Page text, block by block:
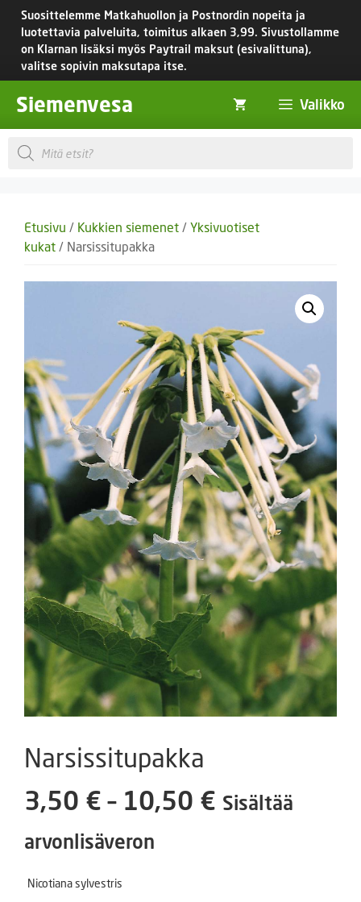
Siirry
sisältöön
Suosittelemme Matkahuollon ja Postnordin nopeita ja
luotettavia palveluita, toimitus alkaen 3,99. Sivustollamme
on Klarnan lisäksi myös Paytrail maksut (esivalittuna),
valitse sopivin maksutapa itse.
Siemenvesa Valikko
Products
search
Etusivu / Kukkien siemenet / Yksivuotiset
kukat / Narsissitupakka
Narsissitupakka
3,50 € – 10,50 € Sisältää
arvonlisäveron
Nicotiana sylvestris